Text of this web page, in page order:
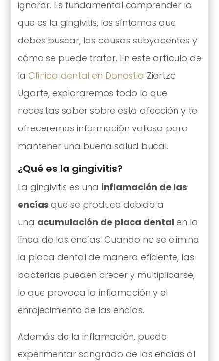
ignorar. Es fundamental comprender lo
que es la gingivitis, los síntomas que
debes buscar, las causas subyacentes y
cómo se puede tratar. En este artículo de
la Clínica dental en Donostia Ziortza
Ugarte, exploraremos todo lo que
necesitas saber sobre esta afección y te
ofreceremos información valiosa para
mantener una buena salud bucal.
¿Qué es la gingivitis?
La gingivitis es una inflamación de las
encías que se produce debido a
una acumulación de placa dental en la
línea de las encías. Cuando no se elimina
la placa dental de manera eficiente, las
bacterias pueden crecer y multiplicarse,
lo que provoca la inflamación y el
enrojecimiento de las encías.
Además de la inflamación, puede
experimentar sangrado de las encías al